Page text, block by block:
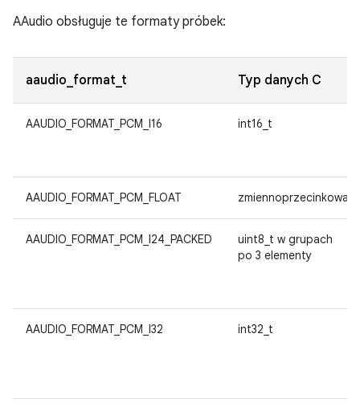
AAudio obsługuje te formaty próbek:
aaudio_format_t Typ danych C
AAUDIO_FORMAT_PCM_I16 int16_t
AAUDIO_FORMAT_PCM_FLOAT zmiennoprzecinkowa
AAUDIO_FORMAT_PCM_I24_PACKED
uint8_t w grupach
po 3 elementy
AAUDIO_FORMAT_PCM_I32 int32_t